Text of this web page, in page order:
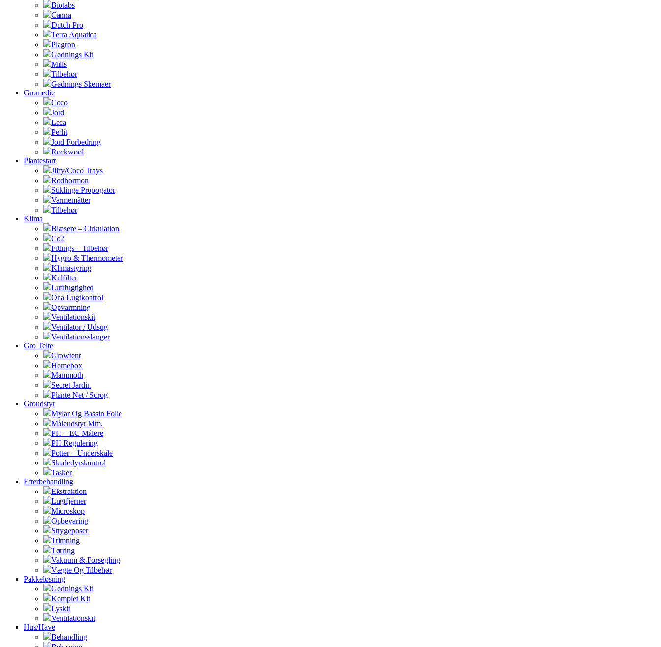
Biotabs
Canna
Dutch Pro
Terra Aquatica
Plagron
Gødnings Kit
Mills
Tilbehør
Gødnings Skemaer
Gromedie
Coco
Jord
Leca
Perlit
Jord Forbedring
Rockwool
Plantestart
Jiffy/Coco Trays
Rodhormon
Stiklinge Propogator
Varmemåtter
Tilbehør
Klima
Blæsere – Cirkulation
Co2
Fittings – Tilbehør
Hygro & Thermometer
Klimastyring
Kulfilter
Luftfugtighed
Ona Lugtkontrol
Opvarmning
Ventilationskit
Ventilator / Udsug
Ventilationsslanger
Gro Telte
Growtent
Homebox
Mammoth
Secret Jardin
Plante Net / Scrog
Groudstyr
Mylar Og Bassin Folie
Måleudstyr Mm.
PH – EC Målere
PH Regulering
Potter – Underskåle
Skadedyrskontrol
Tasker
Efterbehandling
Ekstraktion
Lugtfjerner
Microskop
Opbevaring
Strygeposer
Trimning
Tørring
Vakuum & Forsegling
Vægte Og Tilbehør
Pakkeløsning
Gødnings Kit
Komplet Kit
Lyskit
Ventilationskit
Hus/Have
Behandling